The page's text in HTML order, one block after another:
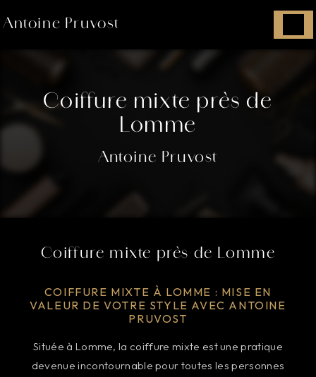
Antoine Pruvost
Coiffure mixte près de
Lomme
Antoine Pruvost
Coiffure mixte près de Lomme
COIFFURE MIXTE À LOMME : MISE EN
VALEUR DE VOTRE STYLE AVEC ANTOINE
PRUVOST
Située à Lomme, la coiffure mixte est une pratique
devenue incontournable pour toutes les personnes